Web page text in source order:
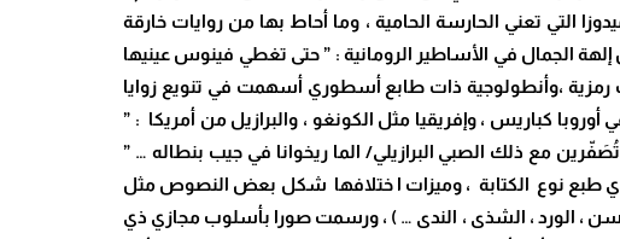
اليونانية القديمة ميدوزا التي تعني الحارسة الحامية ، وما أحاط بها من روايات خارقة
إلى حجر من خلال نظرة واحدة منها : ” وتطل علي ميدوزا بأصابعها الألف … ” ص59، وفينوس إلهة الجمال في الأساطير الرومانية : ” حتى تغطي فينوس عينيها
رمزية ،وأنطولوجية ذات طابع أسطوري أسهمت في تنويع زوايا
كباريس ، وإفريقيا مثل الكونغو ، والبرازيل من أمريكا : ”
مع ذلك الصبي البرازيلي/ الما ريخوانا في جيب بنطاله … ”
طبع نوع الكتابة ، وميزات ا ختلافها شكل بعض النصوص مثل
، الورد ، الشذى ، الندى … ) ، ورسمت صورا بأسلوب مجازي ذي